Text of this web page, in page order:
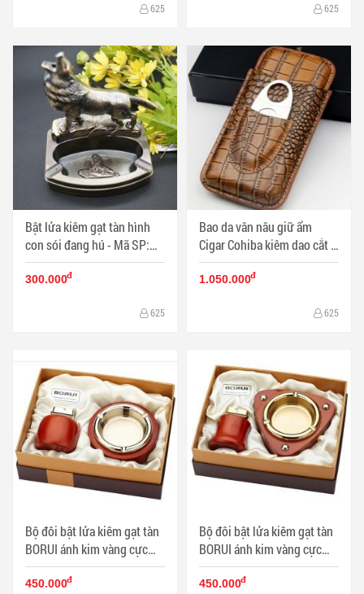
625 625
Bật lửa kiêm gạt tàn hình
con sói đang hú - Mã SP:
BL01250
300.000đ
625
Bao da vân nâu giữ ẩm
Cigar Cohiba kiêm dao cắt -
Mã SP: PKXG062
1.050.000đ
625
Bộ đôi bật lửa kiêm gạt tàn
BORUI ánh kim vàng cực
đẹp BR-05T MS77 007 - Mã
SP: BL00476
450.000đ
Bộ đôi bật lửa kiêm gạt tàn
BORUI ánh kim vàng cực
đẹp BR-02T MS77 011 - Mã
SP: BL00471
450.000đ